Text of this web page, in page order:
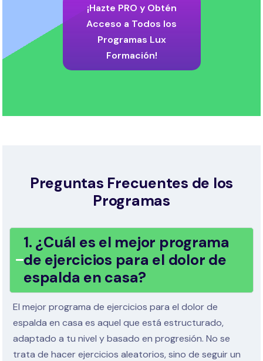
¡Hazte PRO y Obtén
Acceso a Todos los
Programas Lux
Formación!
Preguntas Frecuentes de los
Programas
1. ¿Cuál es el mejor programa
de ejercicios para el dolor de
espalda en casa?
El mejor programa de ejercicios para el dolor de
espalda en casa es aquel que está estructurado,
adaptado a tu nivel y basado en progresión. No se
trata de hacer ejercicios aleatorios, sino de seguir un